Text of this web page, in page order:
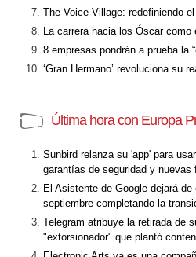
The Voice Village: redefiniendo
La carrera hacia los Óscar
8 empresas pondrán a prueba la
‘Gran Hermano’ revoluciona su
Última hora con Europa
Sunbird relanza su 'app' para
garantías de seguridad y nuevas
El Asistente de Google dejará
septiembre completando la
Telegram atribuye la retirada de
"extorsionador" que plantó